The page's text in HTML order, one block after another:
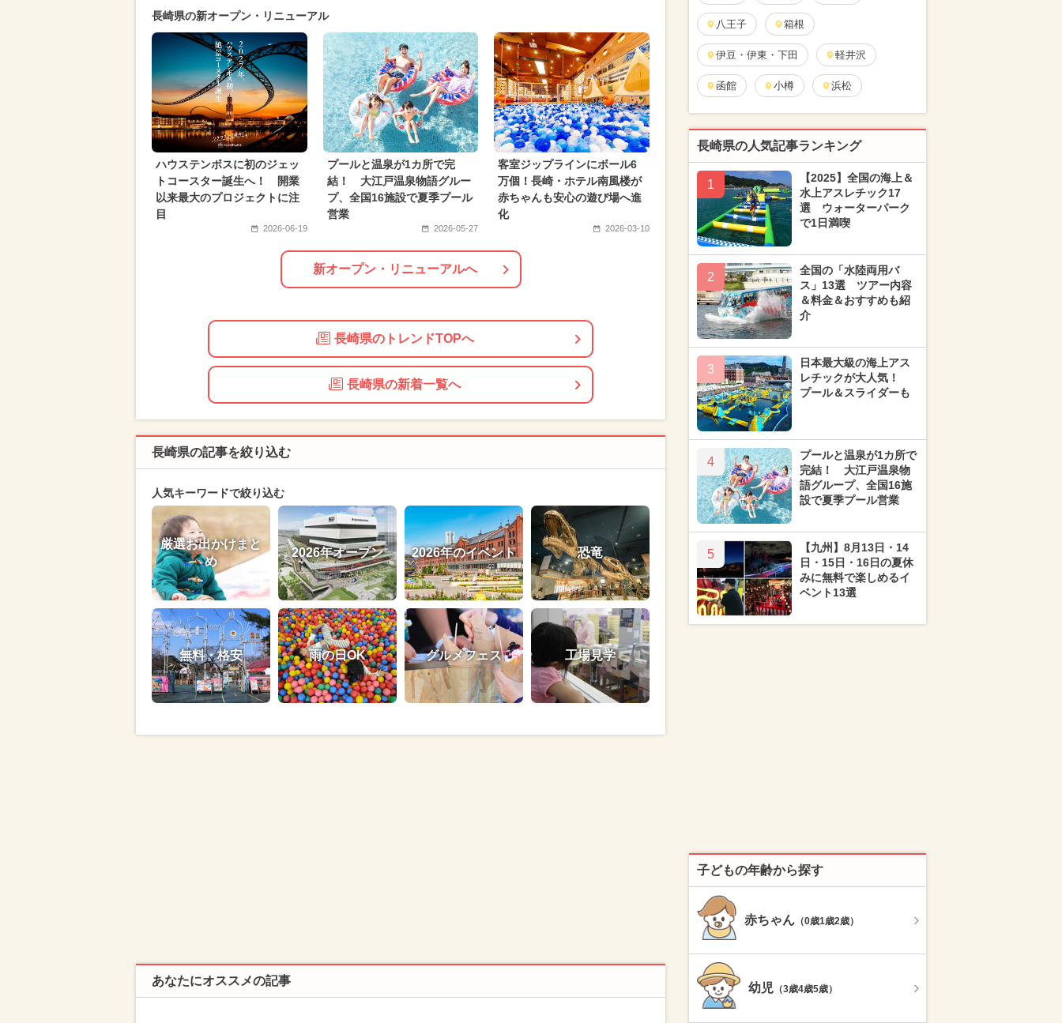
2024年5月のイベント 2024年3月のイベント 2025年6月のイベント 絶景
2026年9月のイベント グルメフェス 2026年6月のイベント
2026年4月のイベント 2026年2月のイベント ご当地グルメ・限定メニュー
ポケモン ハロウィン お正月 2024年4月のイベント 冬休み
長崎県の新オープン・リニューアル
ハウステンボスに初のジェッ
トコースター誕生へ！ 開業
以来最大のプロジェクトに注
目
2026-06-19
プールと温泉が1カ所で完
結！ 大江戸温泉物語グルー
プ、全国16施設で夏季プール
営業
2026-05-27
客室ジップラインにボール6
万個！長崎・ホテル南風楼が
赤ちゃんも安心の遊び場へ進
化
2026-03-10
新オープン・リニューアルへ
長崎県のトレンドTOPへ
長崎県の新着一覧へ
長崎県の記事を絞り込む
人気キーワードで絞り込む
厳選お出かけまと
め
2026年オープン 2026年のイベント 恐竜
無料・格安 雨の日OK グルメフェス 工場見学
あなたにオススメの記事
八王子 箱根
伊豆・伊東・下田 軽井沢
函館 小樽 浜松
長崎県の人気記事ランキング
1
【2025】全国の海上＆
水上アスレチック17
選 ウォーターパーク
で1日満喫
2
全国の「水陸両用バ
ス」13選 ツアー内容
＆料金＆おすすめも紹
介
3
日本最大級の海上アス
レチックが大人気！
プール＆スライダーも
4
プールと温泉が1カ所で
完結！ 大江戸温泉物
語グループ、全国16施
設で夏季プール営業
5
【九州】8月13日・14
日・15日・16日の夏休
みに無料で楽しめるイ
ベント13選
子どもの年齢から探す
赤ちゃん （0歳1歳2歳）
幼児 （3歳4歳5歳）